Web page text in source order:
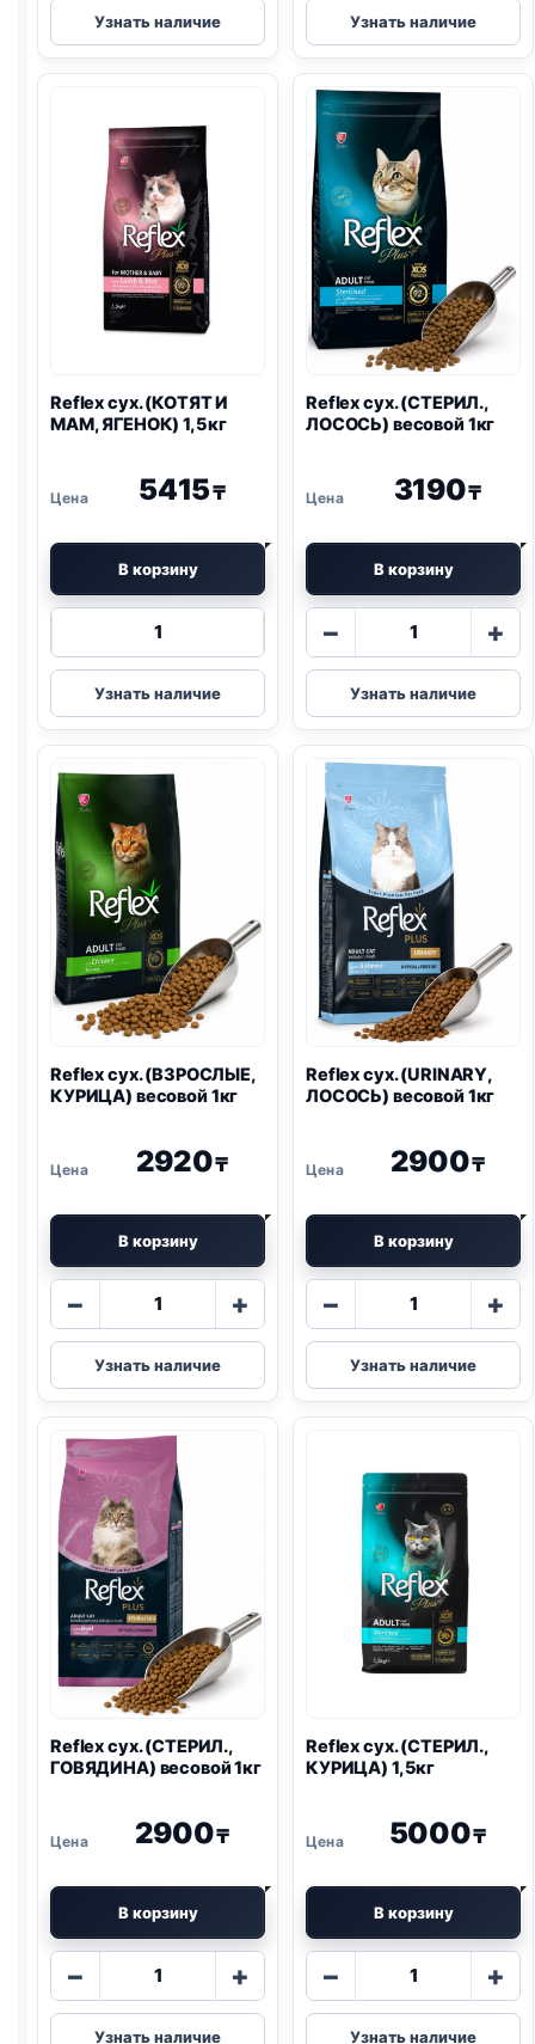
сух.
(КОТЯТ
ЯГНЕНОК)
весовой
1кг
Узнать наличие
сух.
(СТЕРИЛ.,
КУРИЦА)
весовой
Узнать наличие
Reflex сух. (КОТЯТ И
МАМ, ЯГЕНОК) 1,5кг
5415₸
В корзину
Количество
Reflex
сух.
(КОТЯТ
МАМ,
ЯГЕНОК)
1,5кг
Узнать наличие
Reflex сух. (СТЕРИЛ.,
ЛОСОСЬ) весовой 1кг
3190₸
В корзину
−
Количество
Reflex
сух.
(СТЕРИЛ.,
весовой
1кг
+
Узнать наличие
Reflex сух. (ВЗРОСЛЫЕ,
КУРИЦА) весовой 1кг
2920₸
В корзину
−
Количество
Reflex
сух.
(ВЗРОСЛЫЕ,
КУРИЦА)
весовой
1кг
+
Узнать наличие
Reflex сух. (URINARY,
ЛОСОСЬ) весовой 1кг
2900₸
В корзину
−
Количество
Reflex
сух.
(URINARY,
1кг
+
Узнать наличие
Reflex сух. (СТЕРИЛ.,
ГОВЯДИНА) весовой 1кг
2900₸
В корзину
−
Количество
Reflex
+
Узнать наличие
Reflex сух. (СТЕРИЛ.,
КУРИЦА) 1,5кг
5000₸
В корзину
−
Количество
Reflex
+
Узнать наличие